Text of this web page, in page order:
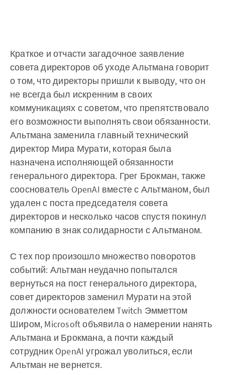
Краткое и отчасти загадочное заявление
совета директоров об уходе Альтмана говорит
о том, что директоры пришли к выводу, что он
не всегда был искренним в своих
коммуникациях с советом, что препятствовало
его возможности выполнять свои обязанности.
Альтмана заменила главный технический
директор Мира Мурати, которая была
назначена исполняющей обязанности
генерального директора. Грег Брокман, также
сооснователь OpenAI вместе с Альтманом, был
удален с поста председателя совета
директоров и несколько часов спустя покинул
компанию в знак солидарности с Альтманом.
С тех пор произошло множество поворотов
событий: Альтман неудачно попытался
вернуться на пост генерального директора,
совет директоров заменил Мурати на этой
должности основателем Twitch Эмметтом
Широм, Microsoft объявила о намерении нанять
Альтмана и Брокмана, а почти каждый
сотрудник OpenAI угрожал уволиться, если
Альтман не вернется.